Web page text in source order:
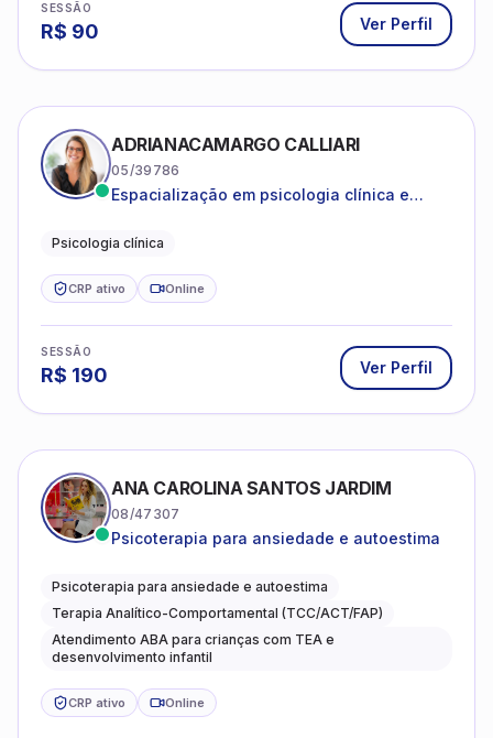
SESSÃO
R$ 90 Ver Perfil
ADRIANACAMARGO CALLIARI
05/39786
Espacialização em psicologia clínica e
Psicologia clínica
CRP ativo Online
SESSÃO
R$ 190 Ver Perfil
ANA CAROLINA SANTOS JARDIM
08/47307
Psicoterapia para ansiedade e autoestima
Psicoterapia para ansiedade e autoestima
Terapia Analítico-Comportamental (TCC/ACT/FAP)
Atendimento ABA para crianças com TEA e
desenvolvimento infantil
CRP ativo Online